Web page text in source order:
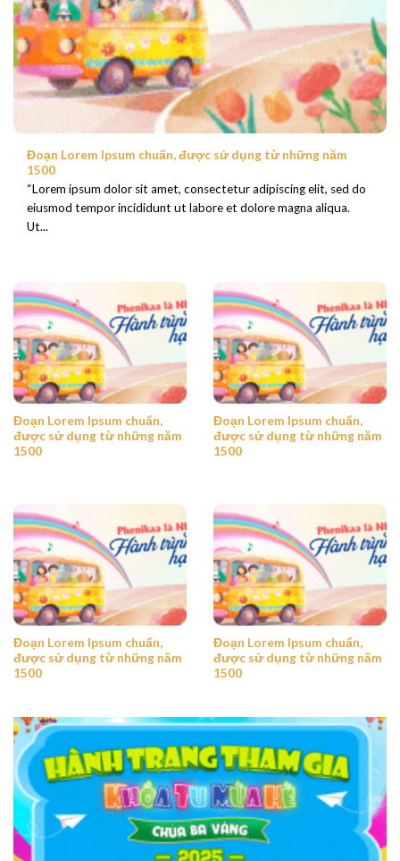
Đoạn Lorem Ipsum chuẩn, được sử dụng từ những năm
1500
“Lorem ipsum dolor sit amet, consectetur adipiscing elit, sed do
eiusmod tempor incididunt ut labore et dolore magna aliqua.
Ut...
Đoạn Lorem Ipsum chuẩn,
được sử dụng từ những năm
1500
Đoạn Lorem Ipsum chuẩn,
được sử dụng từ những năm
1500
Đoạn Lorem Ipsum chuẩn,
được sử dụng từ những năm
1500
Đoạn Lorem Ipsum chuẩn,
được sử dụng từ những năm
1500